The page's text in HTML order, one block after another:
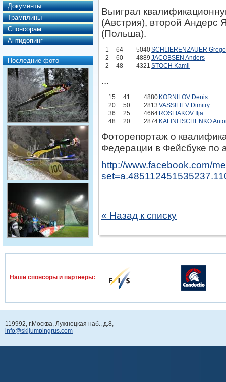
Документы
Трамплины
Спонсорам
Антидопинг
Последние фото
Выиграл
(Австрия), второй Андерс
(Польша).
1 64 5040SCHLIERENZAUER
2
60 4889 JACOBSEN Anders
2
48 4321 STOCH Kamil
...
15 41 4880 KORNILOV Denis
20
50 2813 VASSILIEV Dimitry
36
25 4664 ROSLIAKOV Ilja
48
20 2874 KALINITSCHENKO
Фоторепортаж о
Федерации в Фейсбуке по
http://www.facebook.com/
« Назад к списку
Наши спонcоры и партнеры:
119992, г.Москва, Лужнецкая наб., д.8,
info@skijumpingrus.com